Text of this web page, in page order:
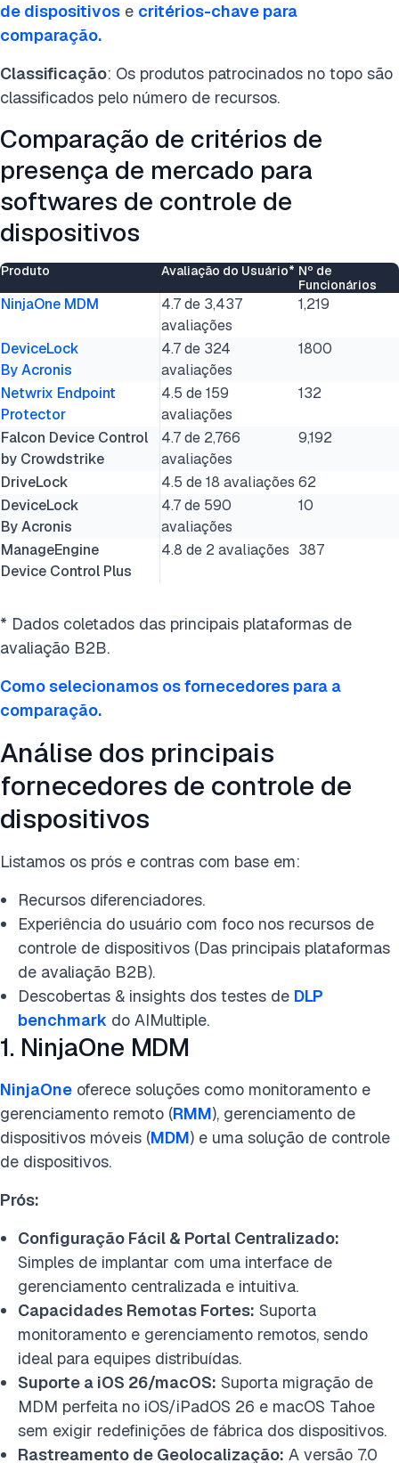
de dispositivos e critérios-chave para
comparação.
Classificação: Os produtos patrocinados no topo são
classificados pelo número de recursos.
Comparação de critérios de
presença de mercado para
softwares de controle de
dispositivos
Produto Avaliação do Usuário* Nº de
Funcionários
NinjaOne MDM
4.7 de 3,437
avaliações
1,219
DeviceLock
By Acronis
4.7 de 324
avaliações
1800
Netwrix Endpoint
Protector
4.5 de 159
avaliações
132
Falcon Device Control
by Crowdstrike
4.7 de 2,766
avaliações
9,192
DriveLock 4.5 de 18 avaliações 62
DeviceLock
By Acronis
4.7 de 590
avaliações
10
ManageEngine
Device Control Plus
4.8 de 2 avaliações 387
* Dados coletados das principais plataformas de
avaliação B2B.
Como selecionamos os fornecedores para a
comparação.
Análise dos principais
fornecedores de controle de
dispositivos
Listamos os prós e contras com base em:
Recursos diferenciadores.
Experiência do usuário com foco nos recursos de
controle de dispositivos (Das principais plataformas
de avaliação B2B).
Descobertas & insights dos testes de DLP
benchmark do AIMultiple.
1. NinjaOne MDM
NinjaOne oferece soluções como monitoramento e
gerenciamento remoto (RMM), gerenciamento de
dispositivos móveis (MDM) e uma solução de controle
de dispositivos.
Prós:
Configuração Fácil & Portal Centralizado:
Simples de implantar com uma interface de
gerenciamento centralizada e intuitiva.
Capacidades Remotas Fortes: Suporta
monitoramento e gerenciamento remotos, sendo
ideal para equipes distribuídas.
Suporte a iOS 26/macOS: Suporta migração de
MDM perfeita no iOS/iPadOS 26 e macOS Tahoe
sem exigir redefinições de fábrica dos dispositivos.
Rastreamento de Geolocalização: A versão 7.0